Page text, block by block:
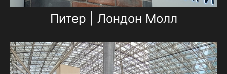
Питер | Лондон Молл